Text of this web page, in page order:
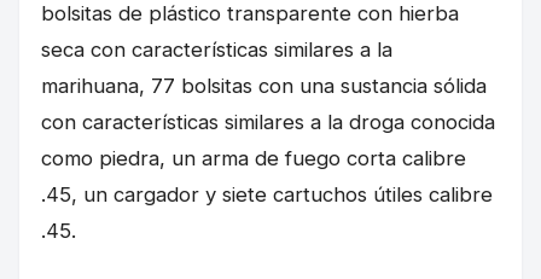
bolsitas de plástico transparente con hierba
seca con características similares a la
marihuana, 77 bolsitas con una sustancia sólida
con características similares a la droga conocida
como piedra, un arma de fuego corta calibre
.45, un cargador y siete cartuchos útiles calibre
.45.